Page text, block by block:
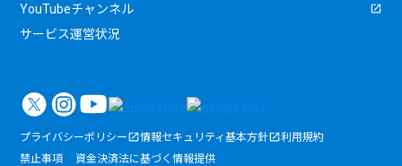
YouTubeチャンネル
サービス運営状況
プライバシーポリシー 情報セキュリティ基本方針
利用規約
禁止事項
資金決済法に基づく情報提供